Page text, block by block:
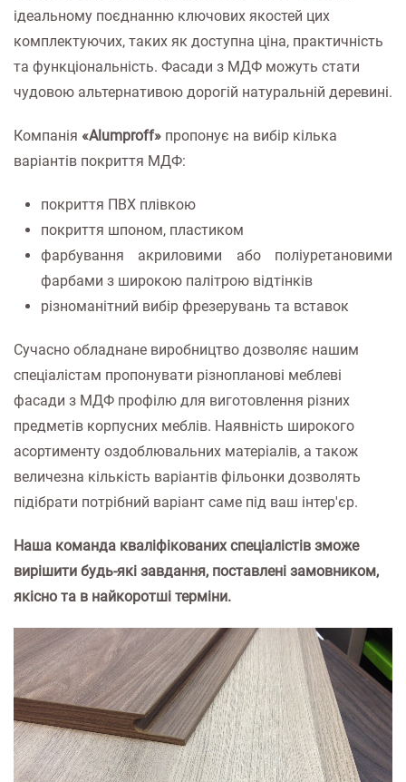
ідеальному поєднанню ключових якостей цих
комплектуючих, таких як доступна ціна, практичність
та функціональність. Фасади з МДФ можуть стати
чудовою альтернативою дорогій натуральній деревині.
Компанія «Alumproff» пропонує на вибір кілька
варіантів покриття МДФ:
покриття ПВХ плівкою
покриття шпоном, пластиком
фарбування акриловими або поліуретановими
фарбами з широкою палітрою відтінків
різноманітний вибір фрезерувань та вставок
Сучасно обладнане виробництво дозволяє нашим
спеціалістам пропонувати різнопланові меблеві
фасади з МДФ профілю для виготовлення різних
предметів корпусних меблів. Наявність широкого
асортименту оздоблювальних матеріалів, а також
величезна кількість варіантів фільонки дозволять
підібрати потрібний варіант саме під ваш інтер'єр.
Наша команда кваліфікованих спеціалістів зможе
вирішити будь-які завдання, поставлені замовником,
якісно та в найкоротші терміни.